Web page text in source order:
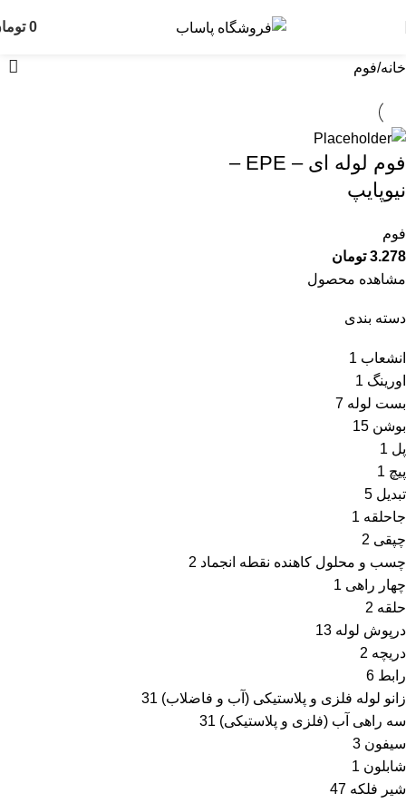
0 فوم
دسته بندی
انشعاب 1
اورینگ 1
بست لوله 7
بوشن 15
پل 1
پیچ 1
تبدیل 5
جاحلقه 1
چپقی 2
چسب و محلول کاهنده نقطه انجماد 2
چهار راهی 1
حلقه 2
درپوش لوله 13
دریچه 2
رابط 6
زانو لوله فلزی و پلاستیکی (آب و فاضلاب) 31
سه راهی آب (فلزی و پلاستیکی) 31
سیفون 3
شابلون 1
شیر فلکه 47
خانه فوم
فوم لوله ای – EPE –
نیوپایپ
فوم
3.278 تومان
مشاهده محصول